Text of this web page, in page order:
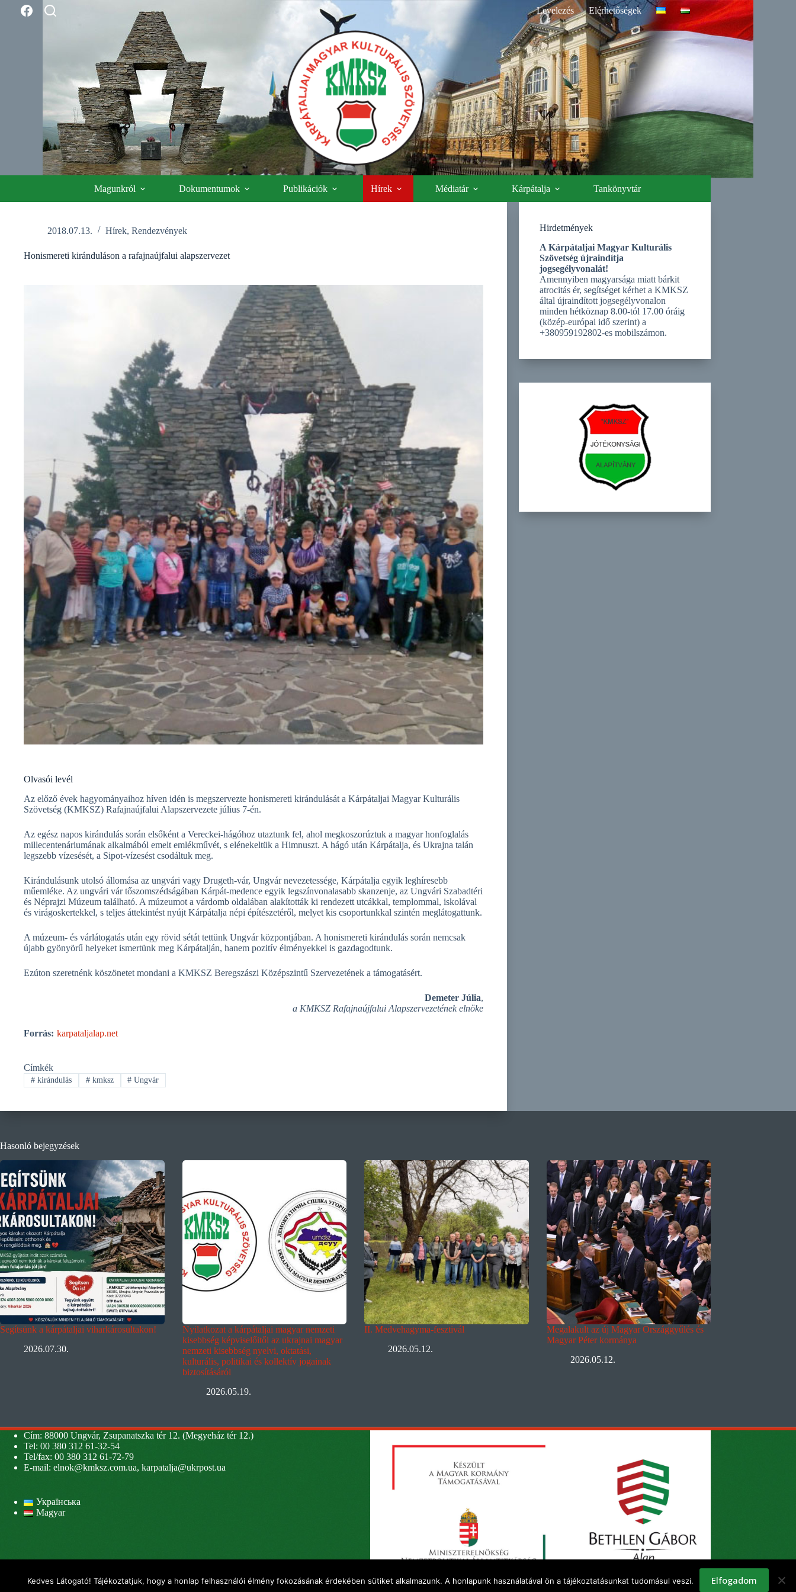
Levelezés Elérhetőségek
Magunkról Dokumentumok Publikációk Hírek Médiatár Kárpátalja Tankönyvtár
2018.07.13. Hírek, Rendezvények
Honismereti kiránduláson a rafajnaújfalui alapszervezet
Olvasói levél
Az előző évek hagyományaihoz híven idén is megszervezte honismereti kirándulását a Kárpátaljai Magyar Kulturális
Szövetség (KMKSZ) Rafajnaújfalui Alapszervezete július 7-én.
Az egész napos kirándulás során elsőként a Vereckei-hágóhoz utaztunk fel, ahol megkoszorúztuk a magyar honfoglalás
millecentenáriumának alkalmából emelt emlékművét, s elénekeltük a Himnuszt. A hágó után Kárpátalja, és Ukrajna talán
legszebb vízesését, a Sipot-vízesést csodáltuk meg.
Kirándulásunk utolsó állomása az ungvári vagy Drugeth-vár, Ungvár nevezetessége, Kárpátalja egyik leghíresebb
műemléke. Az ungvári vár tőszomszédságában Kárpát-medence egyik legszínvonalasabb skanzenje, az Ungvári Szabadtéri
és Néprajzi Múzeum található. A múzeumot a várdomb oldalában alakították ki rendezett utcákkal, templommal, iskolával
és virágoskertekkel, s teljes áttekintést nyújt Kárpátalja népi építészetéről, melyet kis csoportunkkal szintén meglátogattunk.
A múzeum- és várlátogatás után egy rövid sétát tettünk Ungvár központjában. A honismereti kirándulás során nemcsak
újabb gyönyörű helyeket ismertünk meg Kárpátalján, hanem pozitív élményekkel is gazdagodtunk.
Ezúton szeretnénk köszönetet mondani a KMKSZ Beregszászi Középszintű Szervezetének a támogatásért.
Demeter Júlia,
a KMKSZ Rafajnaújfalui Alapszervezetének elnöke
Forrás: karpataljalap.net
Címkék
#kirándulás #kmksz # Ungvár
Hirdetmények
A Kárpátaljai Magyar Kulturális
Szövetség újraindítja
jogsegélyvonalát!
Amennyiben magyarsága miatt bárkit
atrocitás ér, segítséget kérhet a KMKSZ
által újraindított jogsegélyvonalon
minden hétköznap 8.00-tól 17.00 óráig
(közép-európai idő szerint) a
+380959192802-es mobilszámon.
Hasonló bejegyzések
Segítsünk a kárpátaljai viharkárosultakon!
2026.07.30.
Nyilatkozat a kárpátaljai magyar nemzeti
kisebbség képviselőitől az ukrajnai magyar
nemzeti kisebbség nyelvi, oktatási,
kulturális, politikai és kollektív jogainak
biztosításáról
2026.05.19.
II. Medvehagyma-fesztivál
2026.05.12.
Megalakult az új Magyar Országgyűlés és
Magyar Péter kormánya
2026.05.12.
Cím: 88000 Ungvár, Zsupanatszka tér 12. (Megyeház tér 12.)
Tel: 00 380 312 61-32-54
Tel/fax: 00 380 312 61-72-79
E-mail: elnok@kmksz.com.ua, karpatalja@ukrpost.ua
Українська
Magyar
Kedves Látogató! Tájékoztatjuk, hogy a honlap felhasználói élmény fokozásának érdekében sütiket alkalmazunk. A honlapunk használatával ön a tájékoztatásunkat tudomásul veszi. Elfogadom